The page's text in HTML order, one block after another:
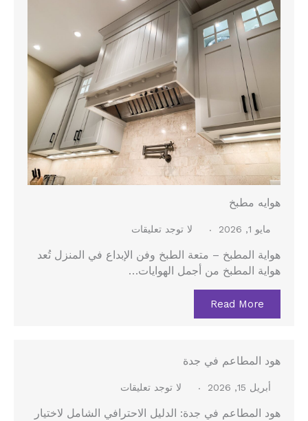
هوايه مطبخ
مايو 1, 2026 لا توجد تعليقات
هواية المطبخ – متعة الطبخ وفن الإبداع في المنزل تُعد
هواية المطبخ من أجمل الهوايات…
Read More
هود المطاعم في جدة
أبريل 15, 2026 لا توجد تعليقات
هود المطاعم في جدة: الدليل الاحترافي الشامل لاختيار